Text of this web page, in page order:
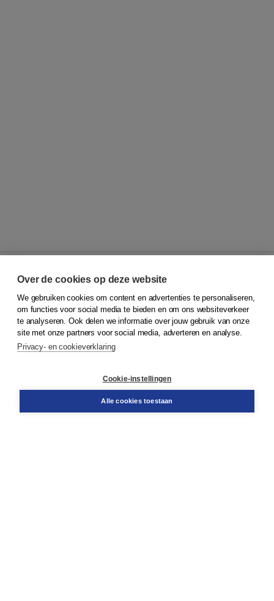
© 2026Koninklijke Boom uitgevers
Klantenservice
Service & informatie
Contact
Over de cookies op deze website
We gebruiken cookies om content en advertenties te personaliseren,
om functies voor social media te bieden en om ons websiteverkeer
te analyseren. Ook delen we informatie over jouw gebruik van onze
site met onze partners voor social media, adverteren en analyse.
Privacy- en cookieverklaring
Cookie-instellingen
Alle cookies toestaan